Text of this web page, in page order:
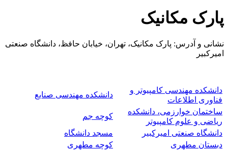
پارک مکانیک
نشانی و آدرس: پارک مکانیک، تهران، خیابان حافظ، دانشگاه صنعتی
امیرکبیر
دانشکده مهندسی کامپیوتر و
فناوری اطلاعات
دانشکده مهندسی صنایع
ساختمان خوارزمی، دانشکده
ریاضی و علوم کامپیوتر
کوچه جم
دانشگاه صنعتی امیرکبیر
مسجد دانشگاه
دبستان مطهری
کوچه مطهری